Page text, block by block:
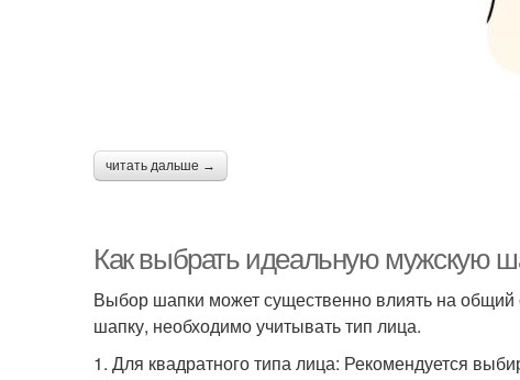
читать дальше →
Как выбрать идеальную мужскую
Выбор шапки может существенно влиять на
шапку, необходимо учитывать тип лица.
1. Для квадратного типа лица: Рекомендуется